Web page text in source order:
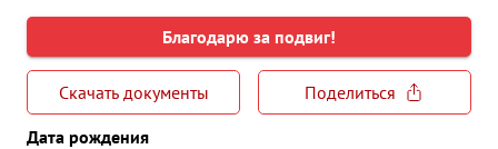
Благодарю за подвиг!
Скачать документы
Поделиться
Дата рождения